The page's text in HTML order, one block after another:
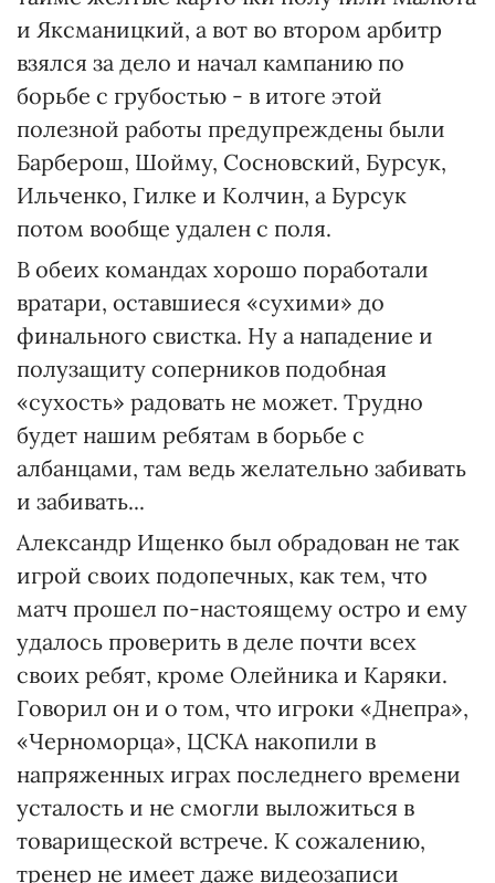
и Яксманицкий, а вот во втором арбитр
взялся за дело и начал кампанию по
борьбе с грубостью - в итоге этой
полезной работы предупреждены были
Барберош, Шойму, Сосновский, Бурсук,
Ильченко, Гилке и Колчин, а Бурсук
потом вообще удален с поля.
В обеих командах хорошо поработали
вратари, оставшиеся «сухими» до
финального свистка. Ну а нападение и
полузащиту соперников подобная
«сухость» радовать не может. Трудно
будет нашим ребятам в борьбе с
албанцами, там ведь желательно забивать
и забивать...
Александр Ищенко был обрадован не так
игрой своих подопечных, как тем, что
матч прошел по-настоящему остро и ему
удалось проверить в деле почти всех
своих ребят, кроме Олейника и Каряки.
Говорил он и о том, что игроки «Днепра»,
«Черноморца», ЦСКА накопили в
напряженных играх последнего времени
усталость и не смогли выложиться в
товарищеской встрече. К сожалению,
тренер не имеет даже видеозаписи